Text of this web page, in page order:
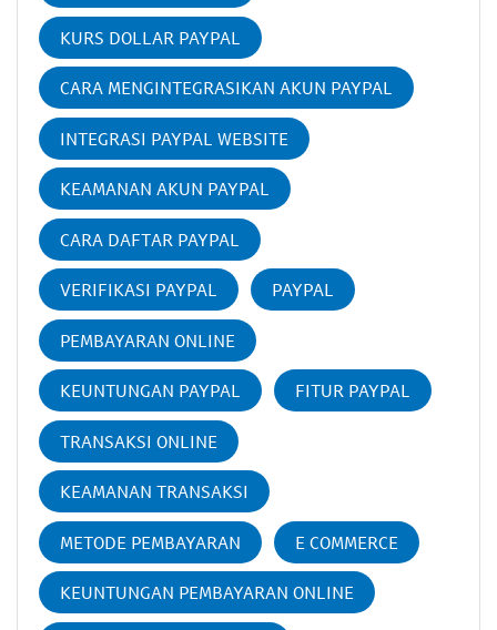
KURS DOLLAR PAYPAL
CARA MENGINTEGRASIKAN AKUN PAYPAL
INTEGRASI PAYPAL WEBSITE
KEAMANAN AKUN PAYPAL
CARA DAFTAR PAYPAL
VERIFIKASI PAYPAL PAYPAL
PEMBAYARAN ONLINE
KEUNTUNGAN PAYPAL FITUR PAYPAL
TRANSAKSI ONLINE
KEAMANAN TRANSAKSI
METODE PEMBAYARAN E COMMERCE
KEUNTUNGAN PEMBAYARAN ONLINE